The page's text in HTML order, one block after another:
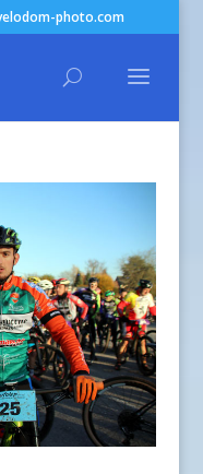
photo.com